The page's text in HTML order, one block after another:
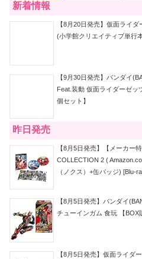
新着情報
【8月20日発売】仮面ライ
(小学館クリエイティブ単行
【9月30日発売】バンダイ
Feat.装動 仮面ライダーゼッ
個セット】
昨日発売
【8月5日発売】【メーカー
COLLECTION 2 (
（ノクス）+缶バッジ) [Blu-
【8月5日発売】バンダイ
チューインガム 食玩 【BOX
【8月5日発売】仮面ライダ